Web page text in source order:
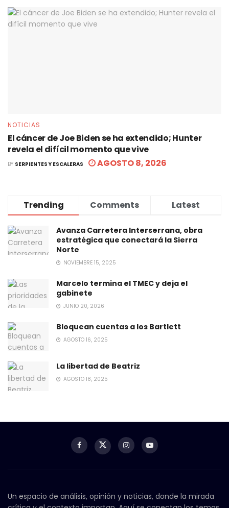
NOTICIAS
El cáncer de Joe Biden se ha extendido; Hunter
revela el difícil momento que vive
BY SERPIENTES Y ESCALERAS AGOSTO 8, 2026
Trending Comments Latest
Avanza Carretera Interserrana, obra
estratégica que conectará la Sierra
Norte
NOVIEMBRE 15, 2025
Marcelo termina el TMEC y deja el
gabinete
JUNIO 20, 2026
Bloquean cuentas a los Bartlett
AGOSTO 16, 2025
La libertad de Beatriz
AGOSTO 18, 2025
Un espacio de análisis, opinión y noticias, donde la mirada